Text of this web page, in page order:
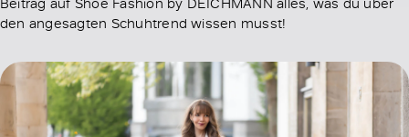
den angesagten Schuhtrend wissen musst!